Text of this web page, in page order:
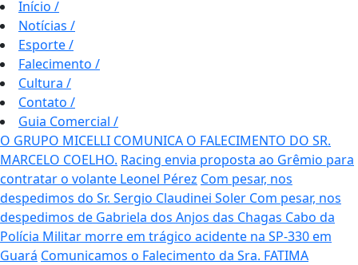
Início /
Notícias /
Esporte/
Falecimento /
Cultura /
Contato /
Guia Comercial /
O GRUPO MICELLI COMUNICA O FALECIMENTO DO SR.
MARCELO COELHO. Racing envia proposta ao Grêmio para
contratar o volante Leonel Pérez Com pesar, nos
despedimos do Sr. Sergio Claudinei Soler Com pesar, nos
despedimos de Gabriela dos Anjos das Chagas Cabo da
Polícia Militar morre em trágico acidente na SP-330 em
Guará Comunicamos o Falecimento da Sra. FATIMA